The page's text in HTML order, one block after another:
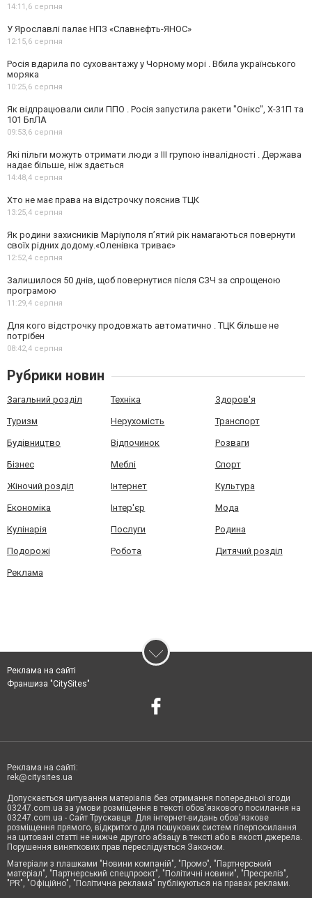
14:11,6 серпня
У Ярославлі палає НПЗ «Славнєфть-ЯНОС»
12:15,6 серпня
Росія вдарила по суховантажу у Чорному морі . Вбила українського
моряка
10:25,6 серпня
Як відпрацювали сили ППО . Росія запустила ракети "Онікс", Х-31П та
101 БпЛА
09:53,6 серпня
Які пільги можуть отримати люди з III групою інвалідності . Держава
надає більше, ніж здається
14:48,4 серпня
Хто не має права на відстрочку пояснив ТЦК
13:25,4 серпня
Як родини захисників Маріуполя пʼятий рік намагаються повернути
своїх рідних додому.«Оленівка триває»
12:52,4 серпня
Залишилося 50 днів, щоб повернутися після СЗЧ за спрощеною
програмою
11:29,4 серпня
Для кого відстрочку продовжать автоматично . ТЦК більше не
потрібен
08:42,4 серпня
Рубрики новин
Загальний розділ Техніка Здоров'я
Туризм Нерухомість Транспорт
Будівництво Відпочинок Розваги
Бізнес Меблі Спорт
Жіночий розділ Інтернет Культура
Економіка Інтер'єр Мода
Кулінарія Послуги Родина
Подорожі Робота Дитячий розділ
Реклама
Реклама на сайті
Франшиза "CitySites"
Реклама на сайті:
rek@citysites.ua
Допускається цитування матеріалів без отримання попередньої згоди
03247.com.ua за умови розміщення в тексті обов'язкового посилання на
03247.com.ua - Сайт Трускавця. Для інтернет-видань обов'язкове
розміщення прямого, відкритого для пошукових систем гіперпосилання
на цитовані статті не нижче другого абзацу в тексті або в якості джерела.
Порушення виняткових прав переслідується Законом.
Матеріали з плашками "Новини компаній", "Промо", "Партнерський
матеріал", "Партнерський спецпроєкт", "Політичні новини", "Пресреліз",
"PR", "Офіційно", "Політична реклама" публікуються на правах реклами.